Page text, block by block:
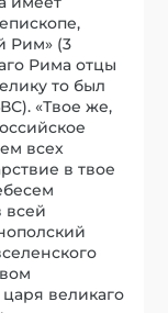
Рим» (3
Рима отцы
то был
«Твое же,
всех
в твое
всей
великаго